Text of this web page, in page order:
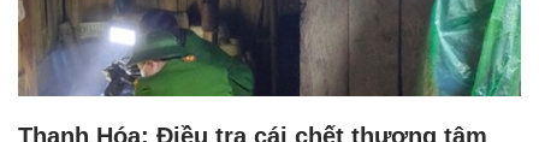
Thanh Hóa: Điều tra cái chết thương tâm